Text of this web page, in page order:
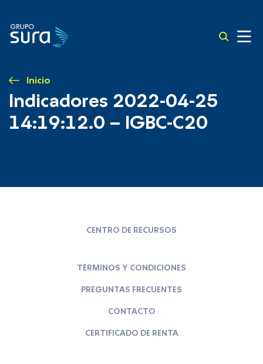
Inicio
Indicadores 2022-04-25
14:19:12.0 – IGBC-C20
CENTRO DE RECURSOS
TÉRMINOS Y CONDICIONES
PREGUNTAS FRECUENTES
CONTACTO
CERTIFICADO DE RENTA